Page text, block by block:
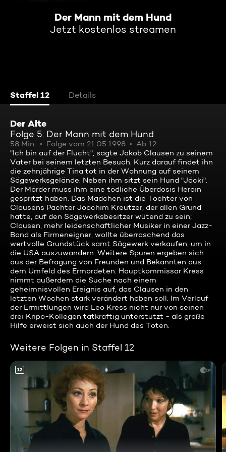
Der Mann mit dem Hund
Jetzt kostenlos streamen
Staffel 12 Details
Der Alte
Folge 5: Der Mann mit dem Hund
58 Min. Folge vom 21.05.1998
Ab 12
"Ich bin auf der Flucht", sagte Jakob Clausen zu seinem
Vater bei seinem letzten Besuch. Kurz darauf findet ihn
die zehnjährige Tina tot in der Wohnung auf seinem
Sägewerksgelände. Neben ihm sitzt sein Hund "Jäcki".
Der Mörder muss ihm eine tödliche Überdosis Heroin
gespritzt haben. Das Mädchen ist die Tochter von
Clausens Pächter Joachim Kreutzer, der allen Grund
hatte, auf den Sägewerksbesitzer wütend zu sein;
Clausen, mehr leidenschaftlicher Musiker in einer Jazz-
Band als Firmeneigner, wollte überraschend das
wertvolle Grundstück samt Sägewerk verkaufen, um in
die USA auszuwandern. Weitere Spuren ergeben sich
aus der Befragung von Freunden und Bekannten aus
dem Umfeld des Ermordeten. Hauptkommissar Kress
nimmt außerdem die Suche nach einem
geheimnisvollen Ereignis auf, das Clausen in den
letzten Wochen stark verändert haben soll. Im Verlauf
der Ermittlungen wird Leo Kress nicht nur von seinen
drei Kripo-Kollegen tatkräftig unterstützt - als große
Hilfe erweist sich auch der Hund des Toten.
Weitere Folgen in Staffel 12
12